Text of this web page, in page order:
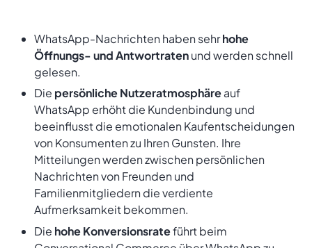
WhatsApp-Nachrichten haben sehrhohe
Öffnungs- und Antwortratenund werden schnell
gelesen.
Die persönliche Nutzeratmosphäreauf
WhatsApp erhöht die Kundenbindung und
beeinflusst die emotionalen Kaufentscheidungen
von Konsumenten zu Ihren Gunsten. Ihre
Mitteilungen werden zwischen persönlichen
Nachrichten von Freunden und
Familienmitgliedern die verdiente
Aufmerksamkeit bekommen.
Die hohe Konversionsrateführt beim